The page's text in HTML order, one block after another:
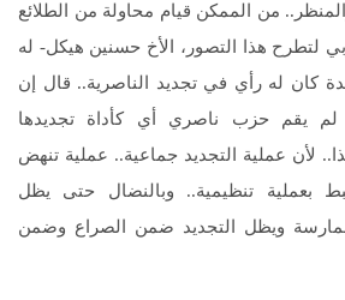
من الممكن قيام محاولة من الطلائع
لتطرح هذا التصور، الأخ حسنين هيكل- له
كان له رأي في تجديد الناصرية.. قال إن
لم يقم حزب ناصري أي كأداة تجديدها
لأن عملية التجديد جماعية.. عملية تنهض
بعملية تنظيمية.. وبالنضال حتى يظل
ويظل التجديد ضمن الصراع وضمن